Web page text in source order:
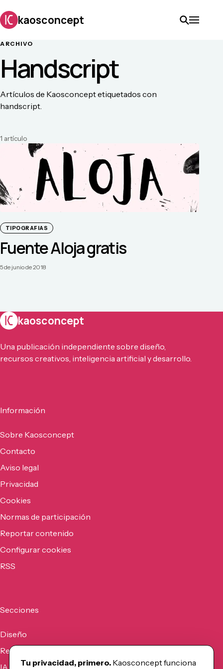
kaosconcept
ARCHIVO
Handscript
Artículos de Kaosconcept etiquetados con
handscript.
1 artículo
TIPOGRAFIAS
Fuente Aloja gratis
5 de junio de 2018
kaosconcept
Una publicación independiente sobre diseño,
recursos creativos, inteligencia artificial y desarrollo.
Información
Sobre Kaosconcept
Contacto
Aviso legal
Privacidad
Cookies
Normas de participación
Reportar contenido
Configurar cookies
RSS
Secciones
Diseño
Recursos
IA
Tu privacidad, primero. Kaosconcept funciona